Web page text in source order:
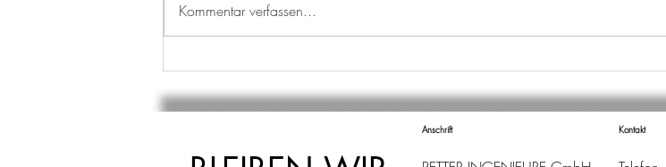
Kommentar verfassen...
Anschrift Kontakt